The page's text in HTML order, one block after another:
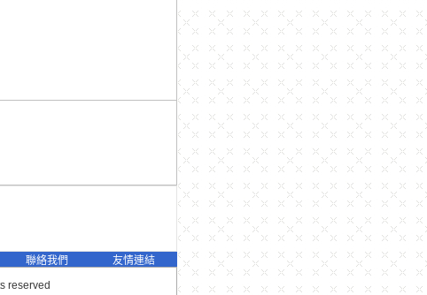
聯絡我們 友情連結
reserved